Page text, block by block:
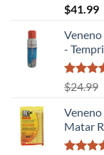
Valorado
con
de 5
$41.99
-
Valorado
con
de 5
$24.99
Veneno
Matar